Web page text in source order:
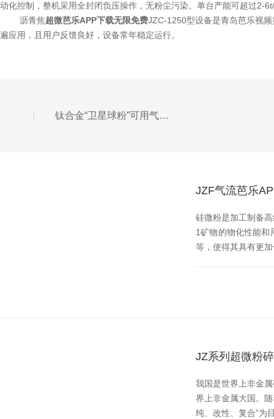
动化控制，整机采用全封闭负压操作，无粉尘污染。单台产能可超
沥青焦超微芭乐APP下载无限免费JZC-1250型设备是青岛芭乐视频
遍应用，且用户反馈良好，设备常年稳定运行。
钛合金“卫星球粉”可用气流芭乐APP下载无限免费打散，提高
JZF气流芭乐
硅微粉是加工制备高纯
1矿物的物化性能和用
等，使得其具有更
JZ系列超微粉
我国是世界上非金属
界上非金属大国。
纯、改性、复合”